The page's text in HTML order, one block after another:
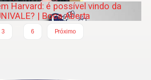
Harvard: é possível vindo da
| Boca Aberta
3
6
Próximo